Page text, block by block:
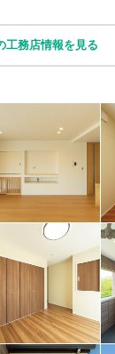
工務店情報を見る